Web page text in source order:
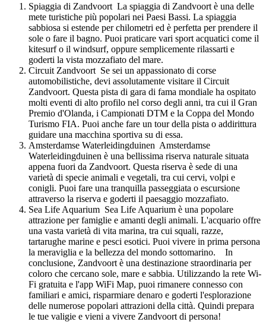
Spiaggia di Zandvoort La spiaggia di Zandvoort è una delle
mete turistiche più popolari nei Paesi Bassi. La spiaggia
sabbiosa si estende per chilometri ed è perfetta per prendere il
sole o fare il bagno. Puoi praticare vari sport acquatici come il
kitesurf o il windsurf, oppure semplicemente rilassarti e
goderti la vista mozzafiato del mare.
Circuit Zandvoort Se sei un appassionato di corse
automobilistiche, devi assolutamente visitare il Circuit
Zandvoort. Questa pista di gara di fama mondiale ha ospitato
molti eventi di alto profilo nel corso degli anni, tra cui il Gran
Premio d'Olanda, i Campionati DTM e la Coppa del Mondo
Turismo FIA. Puoi anche fare un tour della pista o addirittura
guidare una macchina sportiva su di essa.
Amsterdamse Waterleidingduinen Amsterdamse
Waterleidingduinen è una bellissima riserva naturale situata
appena fuori da Zandvoort. Questa riserva è sede di una
varietà di specie animali e vegetali, tra cui cervi, volpi e
conigli. Puoi fare una tranquilla passeggiata o escursione
attraverso la riserva e goderti il paesaggio mozzafiato.
Sea Life Aquarium Sea Life Aquarium è una popolare
attrazione per famiglie e amanti degli animali. L'acquario offre
una vasta varietà di vita marina, tra cui squali, razze,
tartarughe marine e pesci esotici. Puoi vivere in prima persona
la meraviglia e la bellezza del mondo sottomarino. In
conclusione, Zandvoort è una destinazione straordinaria per
coloro che cercano sole, mare e sabbia. Utilizzando la rete Wi-
Fi gratuita e l'app WiFi Map, puoi rimanere connesso con
familiari e amici, risparmiare denaro e goderti l'esplorazione
delle numerose popolari attrazioni della città. Quindi prepara
le tue valigie e vieni a vivere Zandvoort di persona!